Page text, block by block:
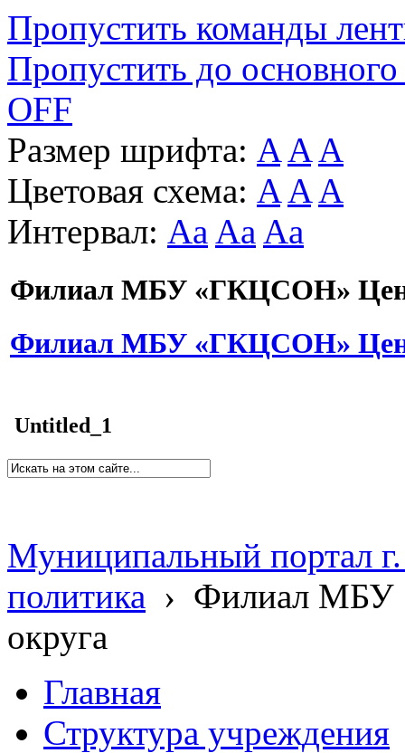
Пропустить команды
Пропустить до основного
OFF
Размер шрифта: A A A
Цветовая схема: A A A
Интервал: Aa Aa Aa
Филиал МБУ «ГКЦСОН»
Филиал МБУ «ГКЦСОН»
Untitled_1
Муниципальный портал
политика › Филиал МБУ
округа
Главная
Структура учреждения